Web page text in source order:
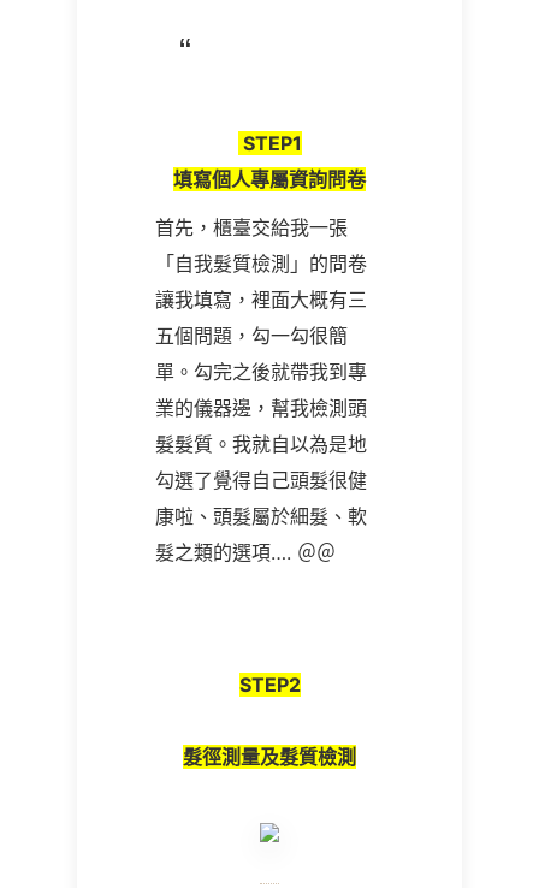
STEP1
填寫個人專屬資詢問卷
首先，櫃臺交給我一張
「自我髮質檢測」的問卷
讓我填寫，裡面大概有三
五個問題，勾一勾很簡
單。勾完之後就帶我到專
業的儀器邊，幫我檢測頭
髮髮質。我就自以為是地
勾選了覺得自己頭髮很健
康啦、頭髮屬於細髮、軟
髮之類的選項…. ＠＠
STEP2
髮徑測量及髮質檢測